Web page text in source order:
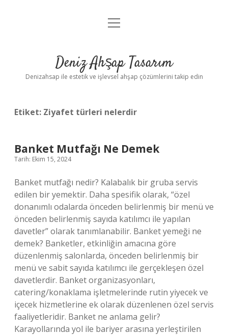
Anasayfa
Yasal Uyarı
menüyü
Deniz Ahşap Tasarım
Denizahsap ile estetik ve işlevsel ahşap çözümlerini takip edin
Etiket: Ziyafet türleri nelerdir
Banket Mutfağı Ne Demek
Tarih: Ekim 15, 2024
Banket mutfağı nedir? Kalabalık bir gruba servis
edilen bir yemektir. Daha spesifik olarak, “özel
donanımlı odalarda önceden belirlenmiş bir menü ve
önceden belirlenmiş sayıda katılımcı ile yapılan
davetler” olarak tanımlanabilir. Banket yemeği ne
demek? Banketler, etkinliğin amacına göre
düzenlenmiş salonlarda, önceden belirlenmiş bir
menü ve sabit sayıda katılımcı ile gerçekleşen özel
davetlerdir. Banket organizasyonları,
catering/konaklama işletmelerinde rutin yiyecek ve
içecek hizmetlerine ek olarak düzenlenen özel servis
faaliyetleridir. Banket ne anlama gelir?
Karayollarında yol ile bariyer arasına yerleştirilen